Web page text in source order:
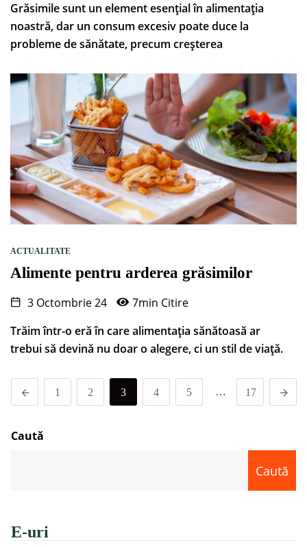
Grăsimile sunt un element esențial în alimentația
noastră, dar un consum excesiv poate duce la
probleme de sănătate, precum creșterea
ACTUALITATE
Alimente pentru arderea grăsimilor
3 Octombrie 24
7min Citire
Trăim într-o eră în care alimentația sănătoasă ar
trebui să devină nu doar o alegere, ci un stil de viață.
1 2 3 4 5 … 17
Caută
Caută
E-uri